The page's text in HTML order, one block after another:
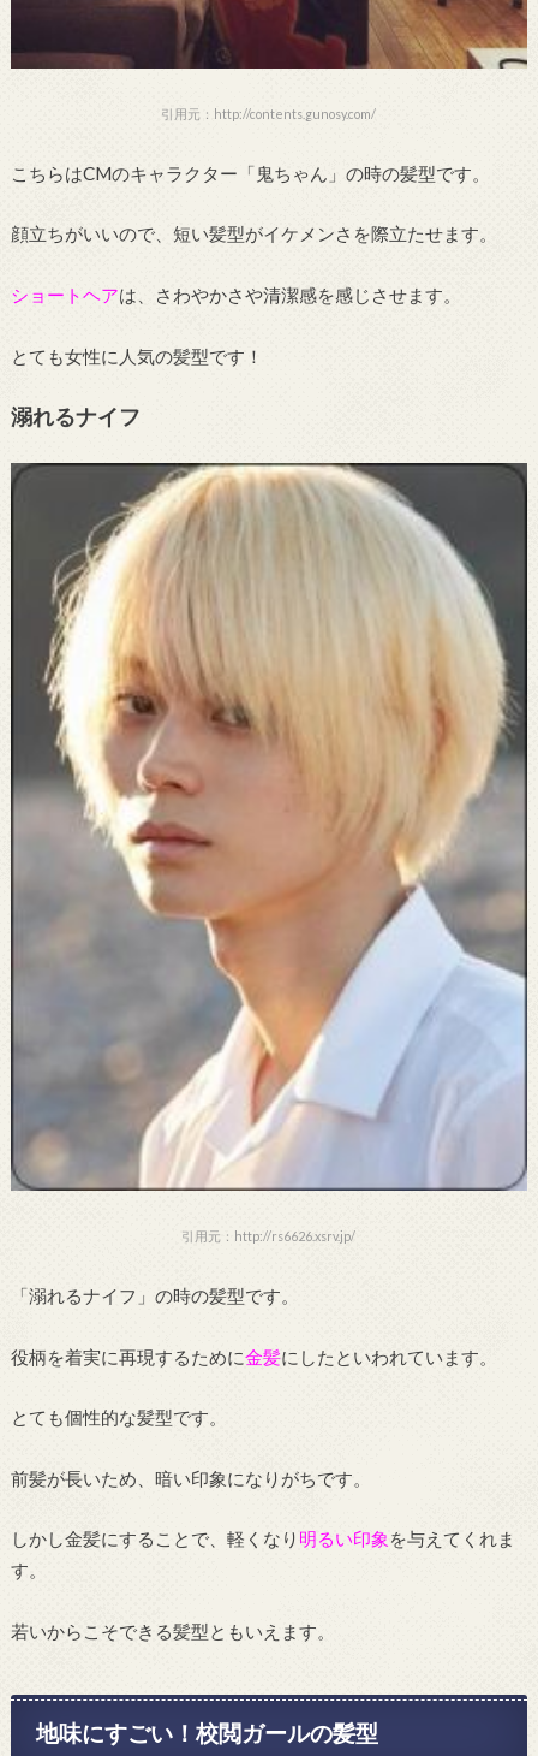
引用元：http://contents.gunosy.com/
こちらはCMのキャラクター「鬼ちゃん」の時の髪型です。
顔立ちがいいので、短い髪型がイケメンさを際立たせます。
ショートヘアは、さわやかさや清潔感を感じさせます。
とても女性に人気の髪型です！
溺れるナイフ
引用元：http://rs6626.xsrv.jp/
「溺れるナイフ」の時の髪型です。
役柄を着実に再現するために金髪にしたといわれています。
とても個性的な髪型です。
前髪が長いため、暗い印象になりがちです。
しかし金髪にすることで、軽くなり 明るい印象 を与えてくれま
す。
若いからこそできる髪型ともいえます。
地味にすごい！校閲ガールの髪型